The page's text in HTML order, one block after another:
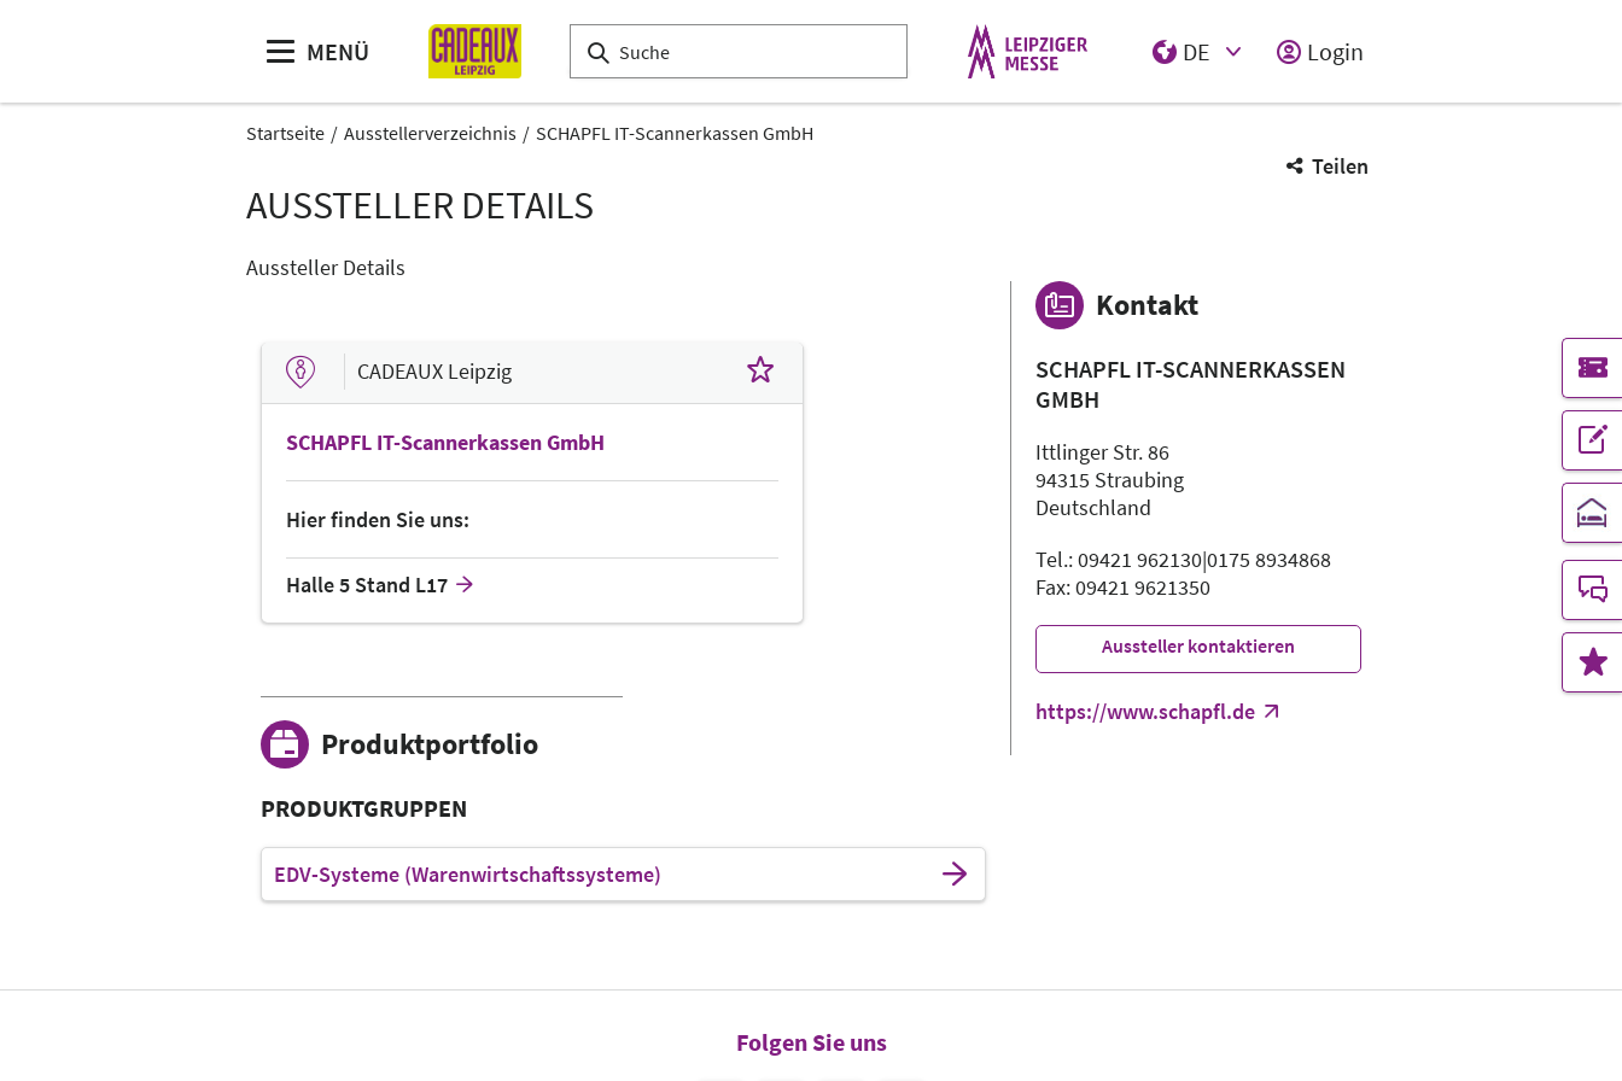
MENÜ
DE
Login
Startseite Ausstellerverzeichnis SCHAPFL IT-Scannerkassen GmbH
Teilen
AUSSTELLER DETAILS
Aussteller Details
CADEAUX Leipzig
SCHAPFL IT-Scannerkassen GmbH
Hier finden Sie uns:
Halle 5 Stand L17
Produktportfolio
PRODUKTGRUPPEN
EDV-Systeme (Warenwirtschaftssysteme)
Kontakt
SCHAPFL IT-SCANNERKASSEN
GMBH
Ittlinger Str. 86
94315 Straubing
Deutschland
Tel.: 09421 962130|0175 8934868
Fax: 09421 9621350
Aussteller kontaktieren
https://www.schapfl.de
Folgen Sie uns